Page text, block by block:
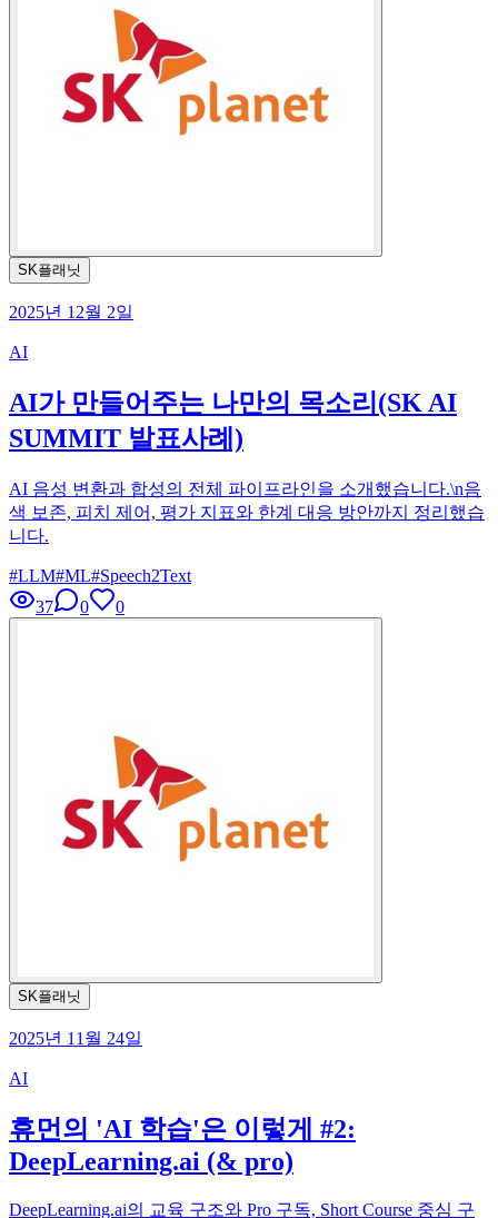
SK플래닛
2025년 12월 2일
AI
AI가 만들어주는 나만의 목소리(SK AI
SUMMIT 발표사례)
AI 음성 변환과 합성의 전체 파이프라인을 소개했습니다.\n음
색 보존, 피치 제어, 평가 지표와 한계 대응 방안까지 정리했습
니다.
#LLM#ML#Speech2Text
37
0 0
SK플래닛
2025년 11월 24일
AI
휴먼의 'AI 학습'은 이렇게 #2:
DeepLearning.ai (& pro)
DeepLearning.ai의 교육 구조와 Pro 구독, Short Course 중심 구